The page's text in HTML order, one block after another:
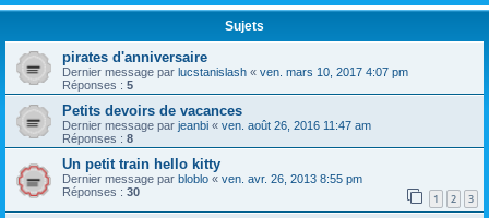
Sujets
pirates d'anniversaire
Dernier message par lucstanislash « ven. mars 10, 2017 4:07 pm
Réponses : 5
Petits devoirs de vacances
Dernier message par jeanbi « ven. août 26, 2016 11:47 am
Réponses : 8
Un petit train hello kitty
Dernier message par bloblo « ven. avr. 26, 2013 8:55 pm
Réponses : 30 1 2 3